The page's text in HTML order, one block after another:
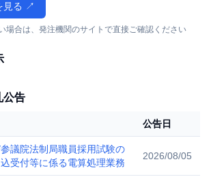
見る ↗
場合は、発注機関のサイトで直接ご確認ください
公告
公告日
議院法制局職員採用試験の
受付等に係る電算処理業務
2026/08/05